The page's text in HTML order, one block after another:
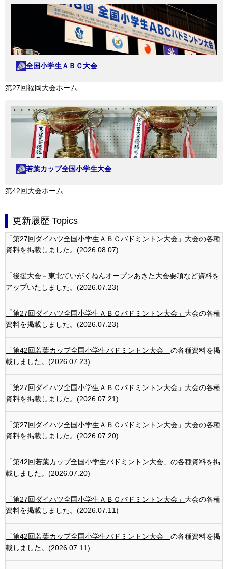
全国小学生ＡＢＣ大会
第27回福岡大会ホーム
若葉カップ全国小学生大会
第42回大会ホーム
更新履歴 Topics
「第27回ダイハツ全国小学生ＡＢＣバドミントン大会」 大会の各種
資料を掲載しました。(2026.08.07)
「後援大会－東北ていがくねんオープンあきた大会要項など資料を
アップいたしました。(2026.07.23)
「第27回ダイハツ全国小学生ＡＢＣバドミントン大会」 大会の各種
資料を掲載しました。(2026.07.23)
「第42回若葉カップ全国小学生バドミントン大会」 の各種資料を掲
載しました。(2026.07.23)
「第27回ダイハツ全国小学生ＡＢＣバドミントン大会」 大会の各種
資料を掲載しました。(2026.07.21)
「第27回ダイハツ全国小学生ＡＢＣバドミントン大会」 大会の各種
資料を掲載しました。(2026.07.20)
「第42回若葉カップ全国小学生バドミントン大会」 の各種資料を掲
載しました。(2026.07.20)
「第27回ダイハツ全国小学生ＡＢＣバドミントン大会」 大会の各種
資料を掲載しました。(2026.07.11)
「第42回若葉カップ全国小学生バドミントン大会」 の各種資料を掲
載しました。(2026.07.11)